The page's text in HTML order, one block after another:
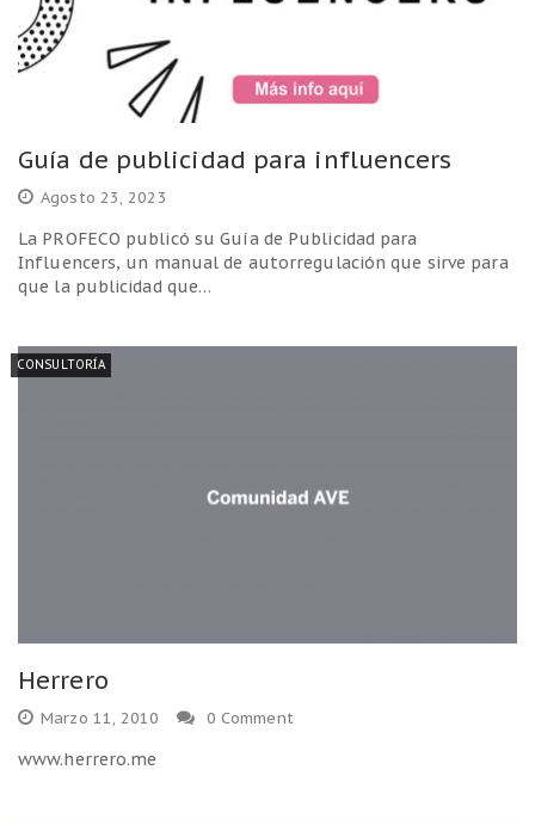
Guía de publicidad para influencers
Agosto 23, 2023
La PROFECO publicó su Guía de Publicidad para
Influencers, un manual de autorregulación que sirve para
que la publicidad que…
CONSULTORÍA
Herrero
Marzo 11, 2010 0 Comment
www.herrero.me